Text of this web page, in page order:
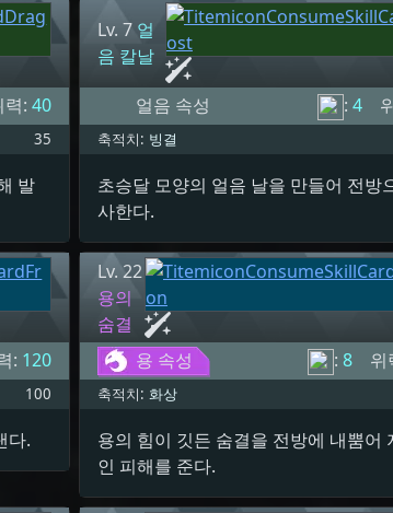
력:40
35
발
Lv. 7 얼
음 칼날
얼음 속성 : 4
축적치: 빙결
초승달 모양의 얼음 날을 만들어 전방
사한다.
: 120
100
다.
Lv. 22
용의
숨결
용 속성
: 8 위
축적치: 화상
용의 힘이 깃든 숨결을 전방에 내뿜어
인 피해를 준다.